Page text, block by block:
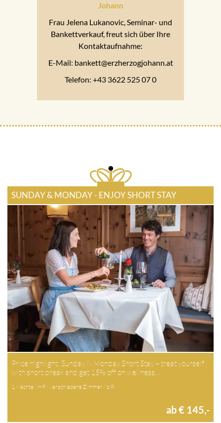
Johann
Frau Jelena Lukanovic, Seminar- und
Bankettverkauf, freut sich über Ihre
Kontaktaufnahme:
E-Mail: bankett@erzherzogjohann.at
Telefon: +43 3622 525 07 0
SUNDAY & MONDAY - ENJOY SHORT STAY
Price highlight: Sunday & Monday Short Stay – treat yourself
with short break and get 15% off on wellness…
1 Nächte / HP / verschiedene Zimmer / p.P.
ab € 145,-